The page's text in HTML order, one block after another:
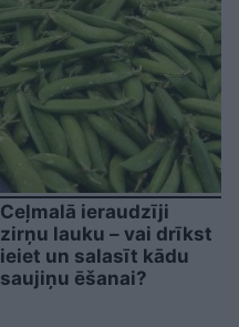
Ceļmalā ieraudzīji
zirņu lauku – vai drīkst
ieiet un salasīt kādu
saujiņu ēšanai?